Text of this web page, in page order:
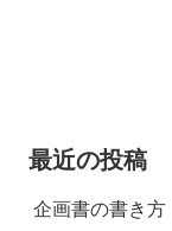
最近の投稿
企画書の書き方